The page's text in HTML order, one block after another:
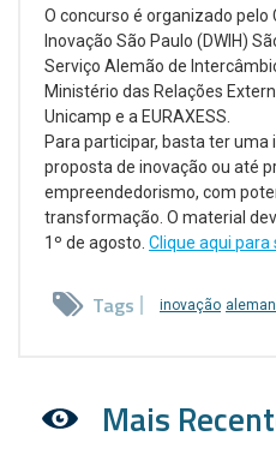
O concurso é organizado pelo
Inovação São Paulo (DWIH)
Serviço Alemão de
Ministério das Relações
Unicamp e a EURAXESS.
Para participar, basta ter uma
proposta de inovação ou até
empreendedorismo, com
transformação. O material
1º de agosto. Clique aqui para
Tags inovação
Mais